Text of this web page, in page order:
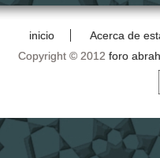
inicio
Acerca de
Copyright © 2012 foro